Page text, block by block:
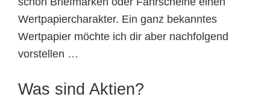
Wertpapiercharakter. Ein ganz bekanntes
Wertpapier möchte ich dir aber nachfolgend
vorstellen …
Was sind Aktien?